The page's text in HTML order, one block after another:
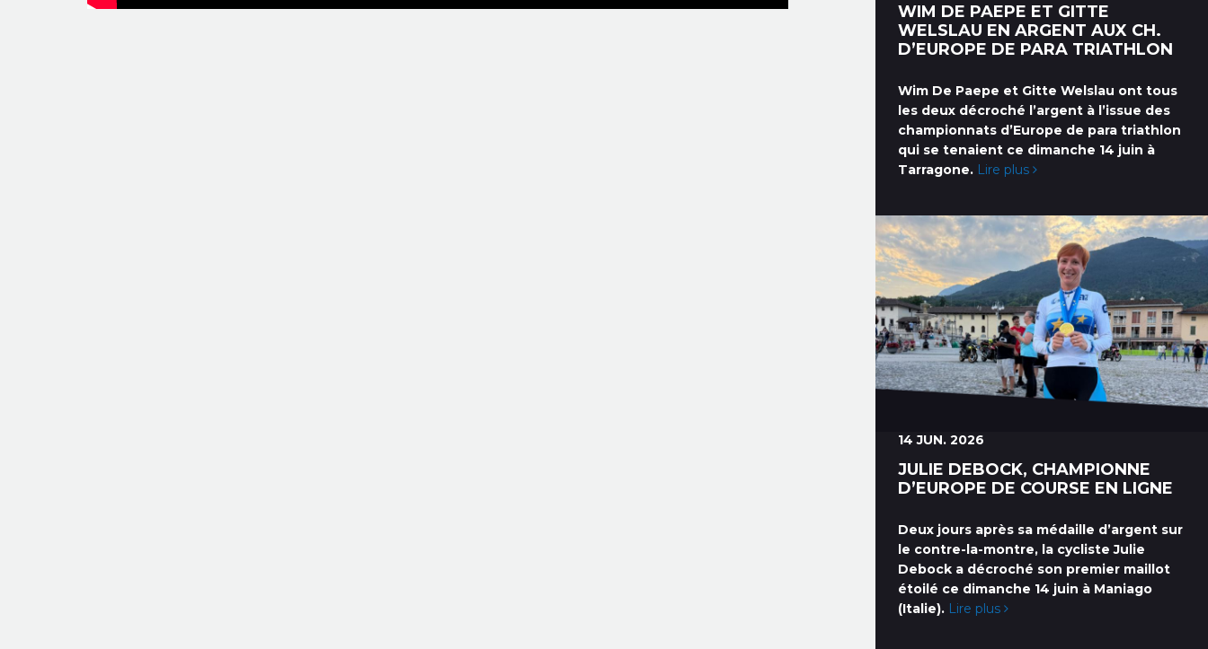
WIM DE PAEPE ET GITTE
WELSLAU EN ARGENT AUX CH.
D’EUROPE DE PARA TRIATHLON
Wim De Paepe et Gitte Welslau ont tous
les deux décroché l’argent à l’issue des
championnats d’Europe de para triathlon
qui se tenaient ce dimanche 14 juin à
Tarragone. Lire plus
14 JUN. 2026
JULIE DEBOCK, CHAMPIONNE
D’EUROPE DE COURSE EN LIGNE
Deux jours après sa médaille d’argent sur
le contre-la-montre, la cycliste Julie
Debock a décroché son premier maillot
étoilé ce dimanche 14 juin à Maniago
(Italie). Lire plus